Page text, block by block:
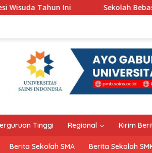
Sekolah Bebas Kekerasan, Langkah
Tinggi Regional Kirim
Berita Sekolah SMA Berita Sekolah